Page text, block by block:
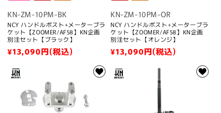
KN-ZM-10PM-BK
NCY ハンドルポスト+メーターブラ
ケット【ZOOMER/AF58】KN企画
別注セット【ブラック】
通
価
¥13,090円(税込)
KN-ZM-10PM-OR
NCY ハンドルポスト+メーターブラ
ケット【ZOOMER/AF58】KN企画
別注セット【オレンジ】
通
価
¥13,090円(税込)